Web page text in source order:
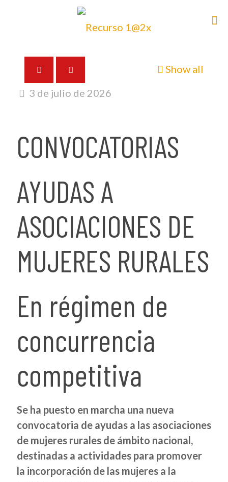
Show all
3 de julio de 2026
CONVOCATORIAS
AYUDAS A
ASOCIACIONES DE
MUJERES RURALES
En régimen de
concurrencia
competitiva
Se ha puesto en marcha una nueva
convocatoria de ayudas a las asociaciones
de mujeres rurales de ámbito nacional,
destinadas a actividades para promover
la incorporación de las mujeres a la